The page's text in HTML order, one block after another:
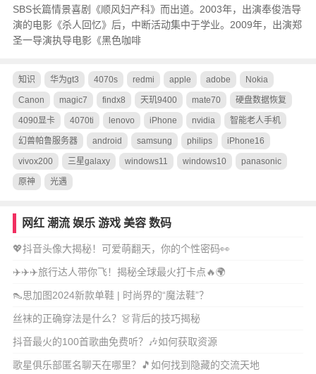
SBS长篇情景喜剧《顺风妇产科》而出道。2003年，出演奉俊浩导
演的电影《杀人回忆》后，中断活动集中于学业。2009年，出演郑
圣一导演执导电影《黑色咖啡
知识 华为gt3 4070s redmi apple adobe Nokia
Canon magic7 findx8 天玑9400 mate70 硬盘数据恢复
4090显卡 4070ti lenovo iPhone nvidia 智能老人手机
幻兽帕鲁服务器 android samsung philips iPhone16
vivox200 三星galaxy windows11 windows10 panasonic
原神 光遇
网红 潮流 娱乐 游戏 美容 数码
💖抖音头像大揭秘！可爱萌翻天，你的个性密码👀
✈️✈️✈️旅行达人带你飞！揭秘全球最火打卡点🔥🌍
👠思加图2024新款单鞋 | 时尚界的“魔法鞋”？
丝袜的正确穿法是什么？👗背后的技巧揭秘
抖音最火的100首歌曲免费听？🎶如何获取资源
歌星俱乐部匿名聊天在哪里？🎵如何找到隐藏的交流天地